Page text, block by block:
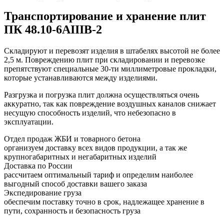
Транспортирование и хранение плит
ПК 48.10-6АIIIВ-2
Складируют и перевозят изделия в штабелях высотой не более
2,5 м. Повреждению плит при складировании и перевозке
препятствуют специальные 30-ти миллиметровые прокладки,
которые устанавливаются между изделиями.
Разгрузка и погрузка плит должна осуществляться очень
аккуратно, так как повреждение воздушных каналов снижает
несущую способность изделий, что небезопасно в
эксплуатации.
Отдел продаж ЖБИ и товарного бетона
организуем доставку всех видов продукции, а так же
крупногабаритных и негабаритных изделий
Доставка по России
рассчитаем оптимальный тариф и определим наиболее
выгодный способ доставки вашего заказа
Экспедирование груза
обеспечим поставку точно в срок, надлежащее хранение в
пути, сохранность и безопасность груза